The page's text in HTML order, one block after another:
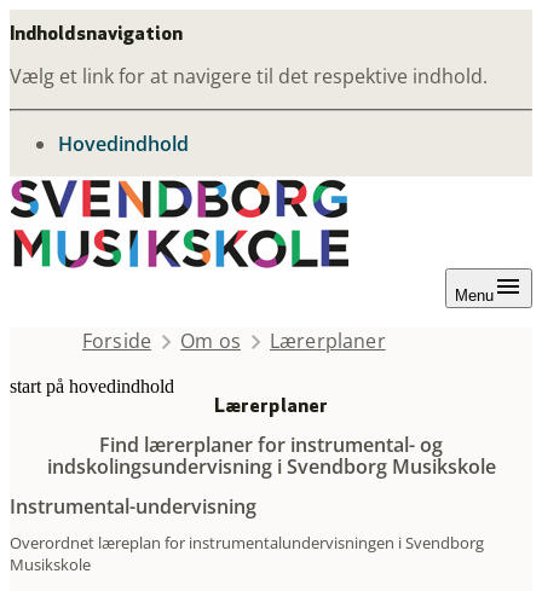
Indholdsnavigation
Vælg et link for at navigere til det respektive indhold.
gå til
Hovedindhold
Menu
Forside Om os Lærerplaner
start på hovedindhold
Lærerplaner
Find lærerplaner for instrumental- og
indskolingsundervisning i Svendborg Musikskole
senest opdateret 25. november
Instrumental-undervisning
Overordnet læreplan for instrumentalundervisningen i Svendborg
Musikskole